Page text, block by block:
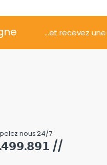
...et recevez
nous 24/7
//